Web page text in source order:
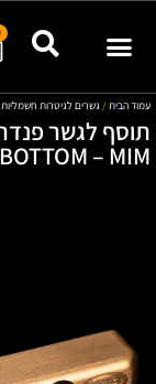
0
עמוד הבית/גשרים לגיטרות חשמליות/
BOTTOM – MIM